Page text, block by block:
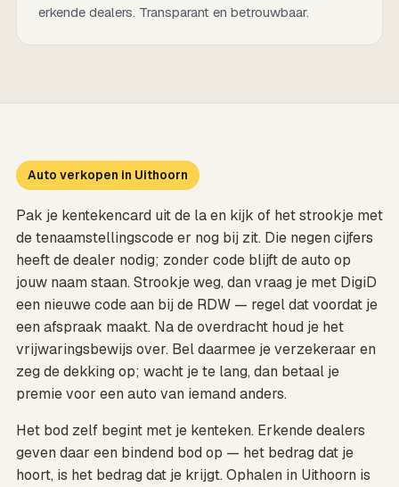
erkende dealers. Transparant en betrouwbaar.
Auto verkopen in Uithoorn
Pak je kentekencard uit de la en kijk of het strookje met
de tenaamstellingscode er nog bij zit. Die negen cijfers
heeft de dealer nodig; zonder code blijft de auto op
jouw naam staan. Strookje weg, dan vraag je met DigiD
een nieuwe code aan bij de RDW — regel dat voordat je
een afspraak maakt. Na de overdracht houd je het
vrijwaringsbewijs over. Bel daarmee je verzekeraar en
zeg de dekking op; wacht je te lang, dan betaal je
premie voor een auto van iemand anders.
Het bod zelf begint met je kenteken. Erkende dealers
geven daar een bindend bod op — het bedrag dat je
hoort, is het bedrag dat je krijgt. Ophalen in Uithoorn is